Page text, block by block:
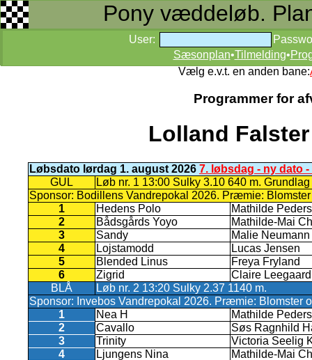
Pony væddeløb.
User:
Sæsonplan•Tilmelding•
Vælg e.v.t. en anden bane:
Programmer for
Lolland
Løbsdato lørdag 1. august 2026 7. løbsdag - ny dato
GUL
Løb nr. 1 13:00 Sulky 3.10 640 m.
Sponsor: Bodillens Vandrepokal 2026. Præmie:
1
Hedens Polo
Mathilde
2
Bådsgårds Yoyo
Mathilde-Mai
3
Sandy
Malie Neumann
4
Lojstamodd
Lucas Jensen
5
Blended Linus
Freya Fryland
6
Zigrid
Claire Leegaard
BLÅ
Løb nr. 2 13:20 Sulky 2.37 1140 m.
Sponsor: Invebos Vandrepokal 2026. Præmie: Blomster
1
Nea H
Mathilde
2
Cavallo
Søs Ragnhild
3
Trinity
Victoria Seelig
4
Ljungens Nina
Mathilde-Mai